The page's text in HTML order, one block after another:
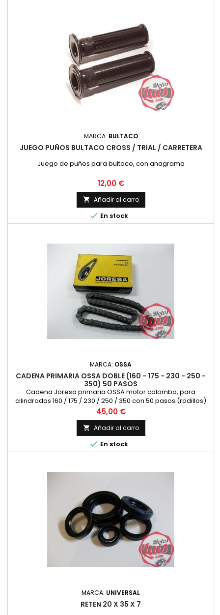
MARCA: BULTACO
JUEGO PUÑOS BULTACO CROSS / TRIAL / CARRETERA
Juego de puños para bultaco, con anagrama
Precio
12,00 €
 Añadir al carro
 En stock
MARCA: OSSA
CADENA PRIMARIA OSSA DOBLE (160 - 175 - 230 - 250 -
350) 50 PASOS
Cadena Joresa primaria OSSA motor colombo, para
cilindradas 160 / 175 / 230 / 250 / 350 con 50 pasos (rodillos)
Precio
45,00 €
 Añadir al carro
 En stock
MARCA: UNIVERSAL
RETEN 20 X 35 X 7